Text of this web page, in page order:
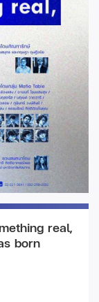
real,
born